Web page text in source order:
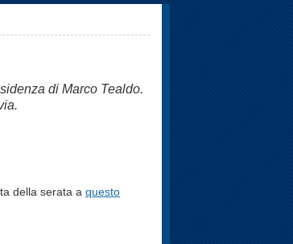
di Marco Tealdo.
della serata a questo